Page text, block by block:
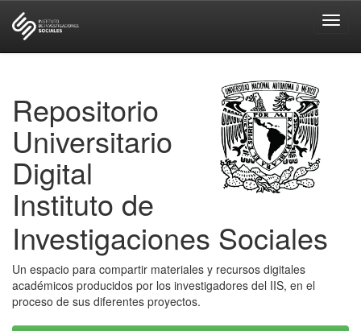
Repositorio
Universitario
Digital
Instituto de
Investigaciones Sociales
Un espacio para compartir materiales y recursos digitales
académicos producidos por los investigadores del IIS, en el
proceso de sus diferentes proyectos.